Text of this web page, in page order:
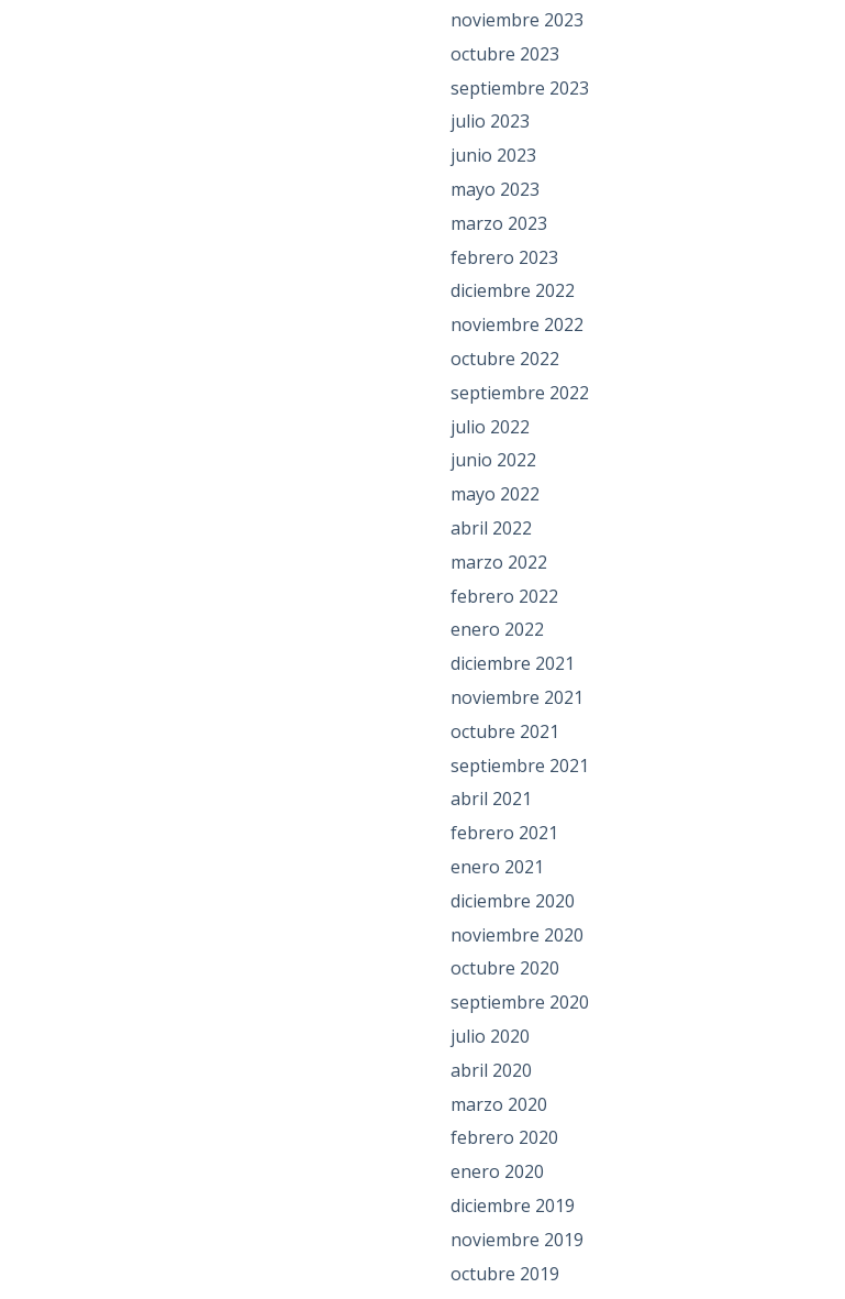
noviembre 2023
octubre 2023
septiembre 2023
julio 2023
junio 2023
mayo 2023
marzo 2023
febrero 2023
diciembre 2022
noviembre 2022
octubre 2022
septiembre 2022
julio 2022
junio 2022
mayo 2022
abril 2022
marzo 2022
febrero 2022
enero 2022
diciembre 2021
noviembre 2021
octubre 2021
septiembre 2021
abril 2021
febrero 2021
enero 2021
diciembre 2020
noviembre 2020
octubre 2020
septiembre 2020
julio 2020
abril 2020
marzo 2020
febrero 2020
enero 2020
diciembre 2019
noviembre 2019
octubre 2019